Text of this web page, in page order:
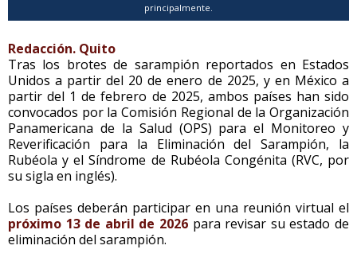
principalmente.
Redacción. Quito
Tras los brotes de sarampión reportados en Estados
Unidos a partir del 20 de enero de 2025, y en México a
partir del 1 de febrero de 2025, ambos países han sido
convocados por la Comisión Regional de la Organización
Panamericana de la Salud (OPS) para el Monitoreo y
Reverificación para la Eliminación del Sarampión, la
Rubéola y el Síndrome de Rubéola Congénita (RVC, por
su sigla en inglés).
Los países deberán participar en una reunión virtual el
próximo 13 de abril de 2026 para revisar su estado de
eliminación del sarampión.